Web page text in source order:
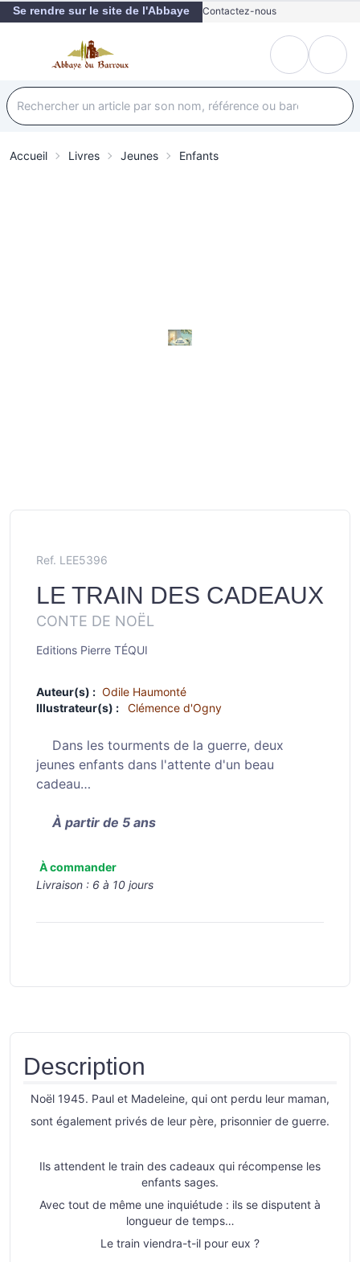
Se rendre sur le site de l'Abbaye Contactez-nous
Accueil Livres Jeunes Enfants
Ref. LEE5396
LE TRAIN DES CADEAUX
CONTE DE NOËL
Editions Pierre TÉQUI
Auteur(s) : Odile Haumonté
Illustrateur(s) :
Clémence d'Ogny
Dans les tourments de la guerre, deux
jeunes enfants dans l'attente d'un beau
cadeau…
À partir de 5 ans
À commander
Livraison : 6 à 10 jours
Description
Noël 1945. Paul et Madeleine, qui ont perdu leur maman,
sont également privés de leur père, prisonnier de guerre.
Ils attendent le train des cadeaux qui récompense les
enfants sages.
Avec tout de même une inquiétude : ils se disputent à
longueur de temps…
Le train viendra-t-il pour eux ?